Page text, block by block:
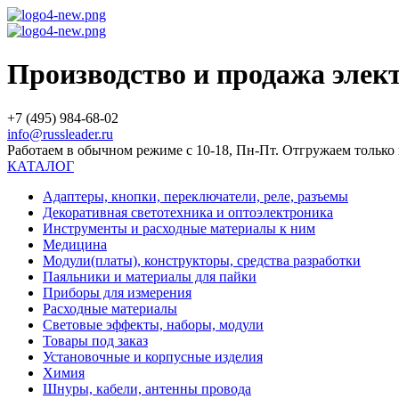
Производство и продажа
+7 (495) 984-68-02
info@russleader.ru
Работаем в обычном режиме с 10-18, Пн-Пт. Отгружаем
КАТАЛОГ
Адаптеры, кнопки, переключатели, реле, разъемы
Декоративная светотехника и оптоэлектроника
Инструменты и расходные материалы к ним
Медицина
Модули(платы), конструкторы, средства разработки
Паяльники и материалы для пайки
Приборы для измерения
Расходные материалы
Световые эффекты, наборы, модули
Товары под заказ
Установочные и корпусные изделия
Химия
Шнуры, кабели, антенны провода